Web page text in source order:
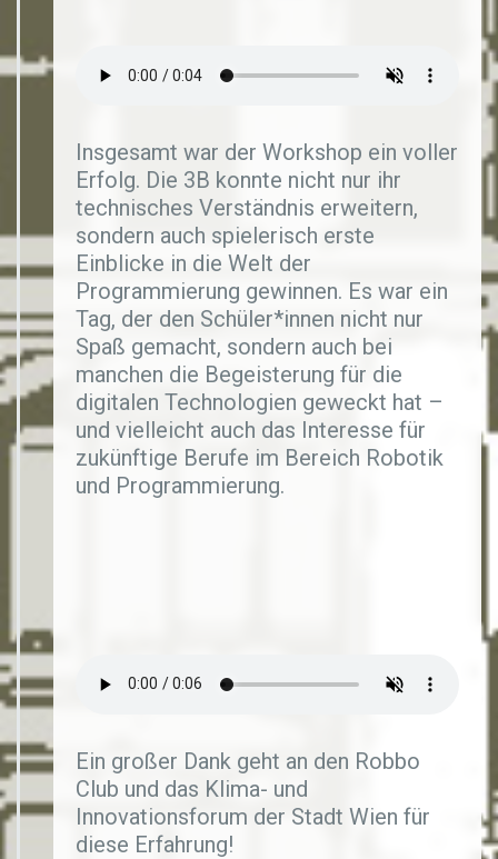
Insgesamt war der Workshop ein voller
Erfolg. Die 3B konnte nicht nur ihr
technisches Verständnis erweitern,
sondern auch spielerisch erste
Einblicke in die Welt der
Programmierung gewinnen. Es war ein
Tag, der den Schüler*innen nicht nur
Spaß gemacht, sondern auch bei
manchen die Begeisterung für die
digitalen Technologien geweckt hat –
und vielleicht auch das Interesse für
zukünftige Berufe im Bereich Robotik
und Programmierung.
Ein großer Dank geht an den Robbo
Club und das Klima- und
Innovationsforum der Stadt Wien für
diese Erfahrung!